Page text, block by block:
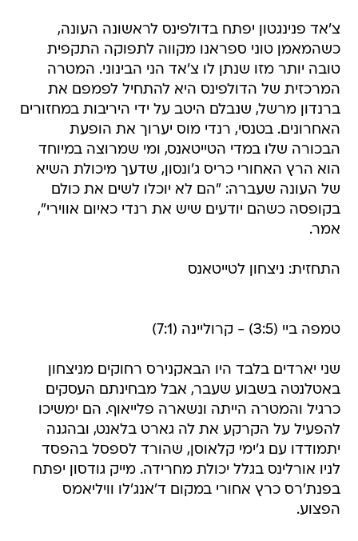
צ'אד פנינגטון יפתח בדולפינס לראשונה העונה,
כשהמאמן טוני ספראנו מקווה לתפוקה התקפית
טובה יותר מזו שנתן לו צ'אד הני הבינוני. המטרה
המרכזית של הדולפינס היא להתחיל לפמפם את
ברנדון מרשל, שנבלם היטב על ידי היריבות במחזורים
האחרונים. בטנסי, רנדי מוס יערוך את הופעת
הבכורה שלו במדי הטייטאנס, ומי שמרוצה במיוחד
הוא הרץ האחורי כריס ג'ונסון, שדעך מיכולת השיא
של העונה שעברה: "הם לא יוכלו לשים את כולם
בקופסה כשהם יודעים שיש את רנדי כאיום אווירי",
אמר.
התחזית: ניצחון לטייטאנס
טמפה ביי (3:5) - קרוליינה (7:1)
שני יארדים בלבד היו הבאקנירס רחוקים מניצחון
באטלנטה בשבוע שעבר, אבל מבחינתם העסקים
כרגיל והמטרה הייתה ונשארה פלייאוף. הם ימשיכו
להפעיל על הקרקע את לה גארט בלאנט, ובהגנה
יתמודדו עם ג'ימי קלאוסן, שהורד לספסל בהפסד
לניו אורלינס בגלל יכולת מחרידה. מייק גודסון יפתח
בפנת'רס כרץ אחורי במקום ד'אנג'לו וויליאמס
הפצוע.